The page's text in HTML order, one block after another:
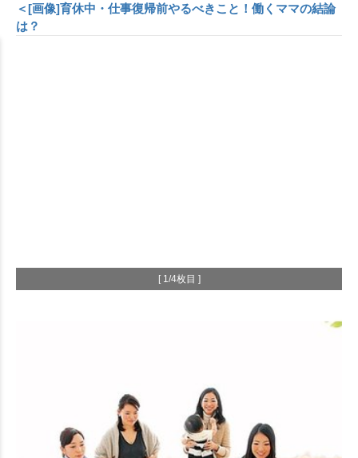
＜[画像]育休中・仕事復帰前やるべきこと！働くママの結論
は？
[ 1/4枚目 ]